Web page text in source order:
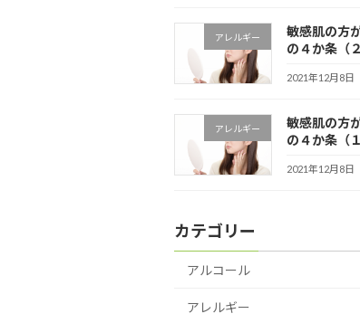
アレルギー
敏感肌の方
の４か条（２
2021年12月8日
アレルギー
敏感肌の方
の４か条（１
2021年12月8日
カテゴリー
アルコール
アレルギー